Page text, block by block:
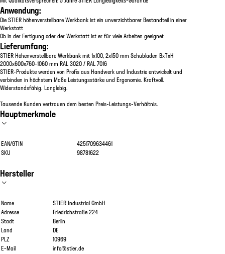
Anwendung:
Die STIER höhenverstellbare Werkbank ist ein unverzichtbarer Bestandteil in einer
Werkstatt
Ob in der Fertigung oder der Werkstatt ist er für viele Arbeiten geeignet
Lieferumfang:
STIER Höhenverstellbare Werkbank mit 1x100, 2x150 mm Schubladen BxTxH
2000x600x760-1060 mm RAL 3020 / RAL 7016
STIER-Produkte werden von Profis aus Handwerk und Industrie entwickelt und
verbinden in höchstem Maße Leistungsstärke und Ergonomie. Kraftvoll.
Widerstandsfähig. Langlebig.
Tausende Kunden vertrauen dem besten Preis-Leistungs-Verhältnis.
Hauptmerkmale
EAN/GTIN
4251709634461
SKU
98781622
Hersteller
Name
STIER Industrial GmbH
Adresse
Friedrichstraße 224
Stadt
Berlin
Land
DE
PLZ
10969
E-Mail
info@stier.de